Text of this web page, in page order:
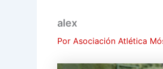
alex
Por Asociación Atlética